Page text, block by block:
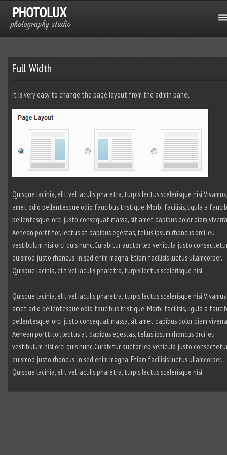
Full Width
It is very easy to change the page layout from the admin panel:
Quisque lacinia, elit vel iaculis pharetra, turpis lectus scelerisque
amet odio pellentesque odio faucibus tristique. Morbi facilisis, ligula a
pellentesque, orci justo consequat massa, sit amet dapibus dolor diam
Aenean porttitor, lectus at dapibus egestas, tellus ipsum rhoncus orci, eu
vestibulum nisi orci quis nunc.Curabitur auctor leo vehicula justo
euismod justo rhoncus. In sed enim magna. Etiam facilisis luctus ullamcorper.
Quisque lacinia, elit vel iaculis pharetra, turpis lectus scelerisque nisi.
Quisque lacinia, elit vel iaculis pharetra, turpis lectus scelerisque
amet odio pellentesque odio faucibus tristique. Morbi facilisis, ligula a
pellentesque, orci justo consequat massa, sit amet dapibus dolor diam
Aenean porttitor, lectus at dapibus egestas, tellus ipsum rhoncus orci, eu
vestibulum nisi orci quis nunc.Curabitur auctor leo vehicula justo
euismod justo rhoncus. In sed enim magna. Etiam facilisis luctus ullamcorper.
Quisque lacinia, elit vel iaculis pharetra, turpis lectus scelerisque nisi.